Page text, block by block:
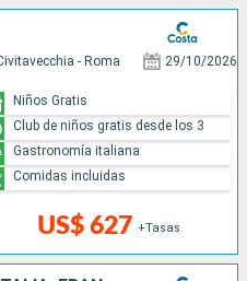
- Roma 29/10/2026
US$ 627 +Tasas
Niños Gratis
Club de niños gratis desde los 3
Gastronomía italiana
Comidas incluidas